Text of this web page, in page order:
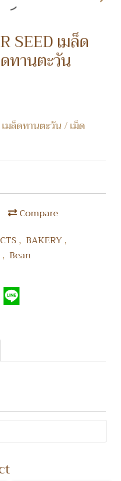
SEED เมล็ด
ทานตะวัน
มล็ดทานตะวัน / เม็ด
Compare
, BAKERY,
, Bean